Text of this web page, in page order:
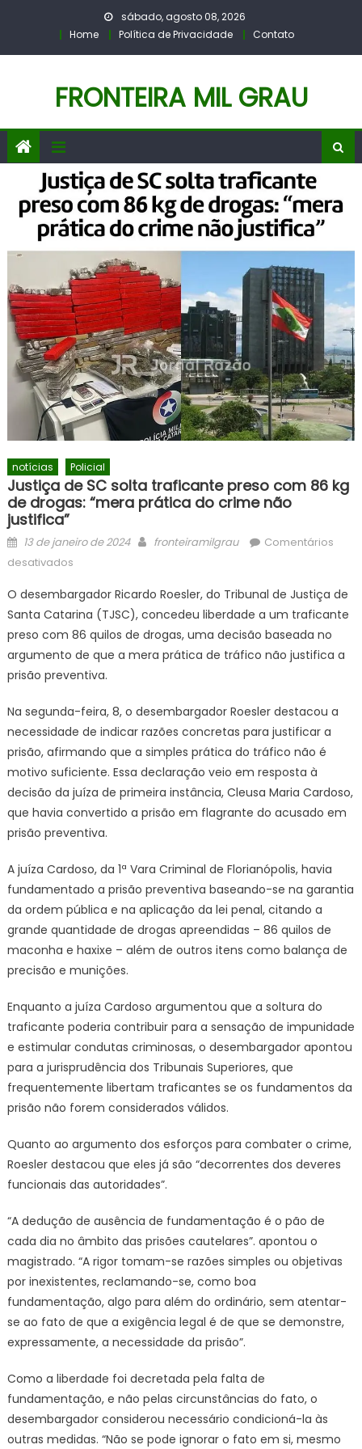
sábado, agosto 08, 2026
Home
Política de Privacidade Contato
FRONTEIRA MIL GRAU
notícias Policial
Justiça de SC solta traficante preso com 86 kg
de drogas: “mera prática do crime não
justifica”
Posted
on
13 de janeiro de 2024 Author
fronteiramilgrau
Comentários
desativadosem
de
SC
solta
traficante
preso
86
kg
de
drogas:
“mera
prática
do
crime
justifica”
O desembargador Ricardo Roesler, do Tribunal de Justiça de
Santa Catarina (TJSC), concedeu liberdade a um traficante
preso com 86 quilos de drogas, uma decisão baseada no
argumento de que a mera prática de tráfico não justifica a
prisão preventiva.
Na segunda-feira, 8, o desembargador Roesler destacou a
necessidade de indicar razões concretas para justificar a
prisão, afirmando que a simples prática do tráfico não é
motivo suficiente. Essa declaração veio em resposta à
decisão da juíza de primeira instância, Cleusa Maria Cardoso,
que havia convertido a prisão em flagrante do acusado em
prisão preventiva.
A juíza Cardoso, da 1ª Vara Criminal de Florianópolis, havia
fundamentado a prisão preventiva baseando-se na garantia
da ordem pública e na aplicação da lei penal, citando a
grande quantidade de drogas apreendidas – 86 quilos de
maconha e haxixe – além de outros itens como balança de
precisão e munições.
Enquanto a juíza Cardoso argumentou que a soltura do
traficante poderia contribuir para a sensação de impunidade
e estimular condutas criminosas, o desembargador apontou
para a jurisprudência dos Tribunais Superiores, que
frequentemente libertam traficantes se os fundamentos da
prisão não forem considerados válidos.
Quanto ao argumento dos esforços para combater o crime,
Roesler destacou que eles já são “decorrentes dos deveres
funcionais das autoridades”.
“A dedução de ausência de fundamentação é o pão de
cada dia no âmbito das prisões cautelares”. apontou o
magistrado. “A rigor tomam-se razões simples ou objetivas
por inexistentes, reclamando-se, como boa
fundamentação, algo para além do ordinário, sem atentar-
se ao fato de que a exigência legal é de que se demonstre,
expressamente, a necessidade da prisão”.
Como a liberdade foi decretada pela falta de
fundamentação, e não pelas circunstâncias do fato, o
desembargador considerou necessário condicioná-la às
outras medidas. “Não se pode ignorar o fato em si, mesmo